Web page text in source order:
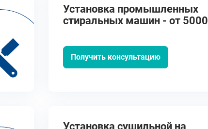
Установка промышленных
стиральных машин - от 5000
Получить консультацию
Установка сушильной на